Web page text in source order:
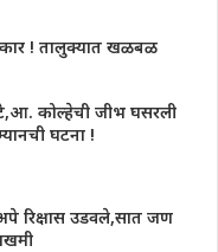
! तालुक्यात खळबळ
कोल्हेची जीभ घसरली
घटना !
रिक्षास उडवले,सात जण